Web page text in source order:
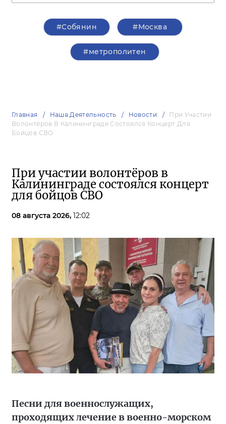
#Собянин #Москва
#метрополитен
Главная Наша Деятельность Новости
При Участии
Волонтёров В Калининграде Состоялся Концерт Для
Бойцов СВО
При участии волонтёров в
Калининграде состоялся концерт
для бойцов СВО
08 августа 2026, 12:02
Песни для военнослужащих,
проходящих лечение в военно-морском